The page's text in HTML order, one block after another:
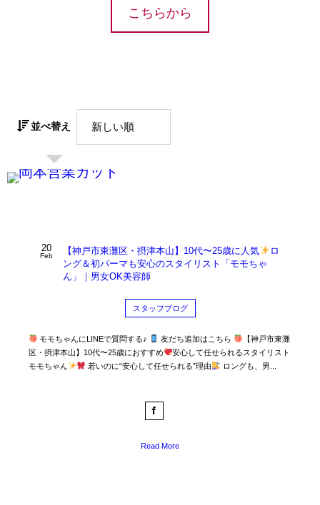
こちらから
並べ替え
20
Feb 【神戸市東灘区・摂津本山】10代〜25歳に人気
ロ
ング＆初パーマも安心のスタイリスト「モモちゃ
ん」｜男女OK美容師
スタッフブログ
モモちゃんにLINEで質問する♪ 友だち追加はこちら
【神戸市東灘
区・摂津本山】10代〜25歳におすすめ
安心して任せられるスタイリスト
モモちゃん
若いのに“安心して任せられる”理由 ロングも、男...
Read More